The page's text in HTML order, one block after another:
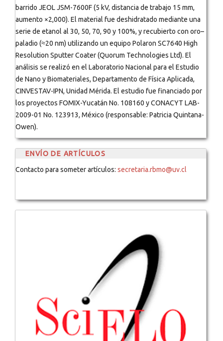
barrido JEOL JSM-7600F (5 kV, distancia de trabajo 15 mm,
aumento ×2,000). El material fue deshidratado mediante una
serie de etanol al 30, 50, 70, 90 y 100%, y recubierto con oro–
paladio (≈20 nm) utilizando un equipo Polaron SC7640 High
Resolution Sputter Coater (Quorum Technologies Ltd). El
análisis se realizó en el Laboratorio Nacional para el Estudio
de Nano y Biomateriales, Departamento de Física Aplicada,
CINVESTAV-IPN, Unidad Mérida. El estudio fue financiado por
los proyectos FOMIX-Yucatán No. 108160 y CONACYT LAB-
2009-01 No. 123913, México (responsable: Patricia Quintana-
Owen).
ENVÍO DE ARTÍCULOS
Contacto para someter artículos: secretaria.rbmo@uv.cl